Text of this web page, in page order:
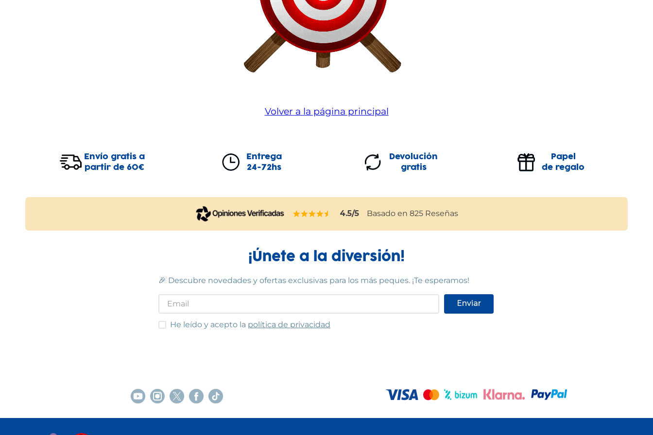
Volver a la página principal
Envío gratis a
partir de 60€
Entrega
24-72hs
Devolución
gratis
Papel
de regalo
4.5/5 Basado en 825 Reseñas
¡Únete a la diversión!
🎉 Descubre novedades y ofertas exclusivas para los más peques. ¡Te esperamos!
Enviar
He leído y acepto las condiciones
He leído y acepto la política de privacidad